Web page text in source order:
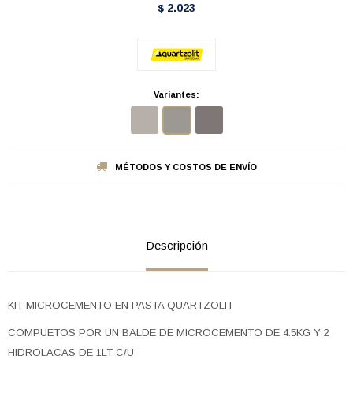
$ 2.023
Variantes:
MÉTODOS Y COSTOS DE ENVÍO
Descripción
KIT MICROCEMENTO EN PASTA QUARTZOLIT
COMPUETOS POR UN BALDE DE MICROCEMENTO DE 4.5KG Y 2
HIDROLACAS DE 1LT C/U